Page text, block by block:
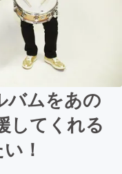
バムをあの
してくれる
！